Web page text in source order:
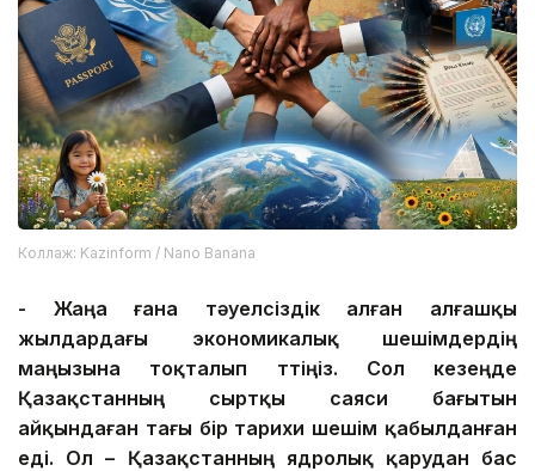
Коллаж: Kazinform / Nano Banana
- Жаңа ғана тәуелсіздікалған алғашқы
жылдардағы экономикалық шешімдердің
маңызына тоқталып өттіңіз. Сол кезеңде
Қазақстанның сыртқы саяси бағытын
айқындаған тағы бір тарихи шешім қабылданған
еді. Ол– Қазақстанның ядролық қарудан бас